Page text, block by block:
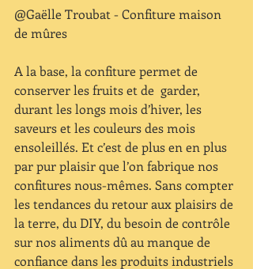
@Gaëlle Troubat - Confiture maison
de mûres
A la base, la confiture permet de
conserver les fruits et de  garder,
durant les longs mois d’hiver, les
saveurs et les couleurs des mois
ensoleillés. Et c’est de plus en en plus
par pur plaisir que l’on fabrique nos
confitures nous-mêmes. Sans compter
les tendances du retour aux plaisirs de
la terre, du DIY, du besoin de contrôle
sur nos aliments dû au manque de
confiance dans les produits industriels